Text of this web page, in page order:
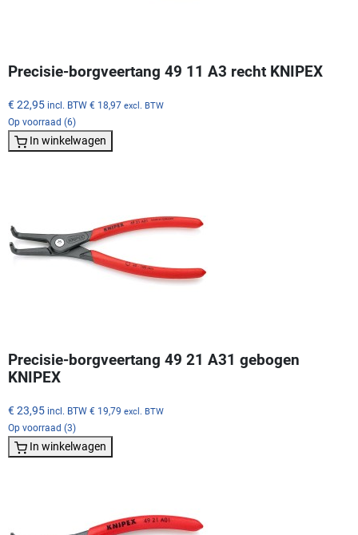
Precisie-borgveertang 49 11 A3 recht KNIPEX
€ 22,95 incl. BTW € 18,97 excl. BTW
Op voorraad (6)
In winkelwagen
Precisie-borgveertang 49 21 A31 gebogen
KNIPEX
€ 23,95 incl. BTW € 19,79 excl. BTW
Op voorraad (3)
In winkelwagen